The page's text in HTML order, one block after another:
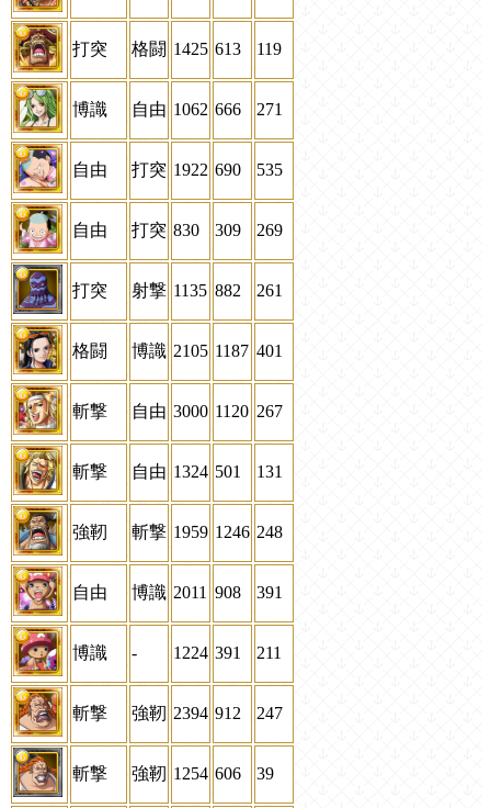
打突 格闘 1425 613 119
博識 自由 1062 666 271
自由 打突 1922 690 535
自由 打突 830 309 269
打突 射撃 1135 882 261
格闘 博識 2105 1187 401
斬撃 自由 3000 1120 267
斬撃 自由 1324 501 131
強靭 斬撃 1959 1246 248
自由 博識 2011 908 391
博識 - 1224 391 211
斬撃 強靭 2394 912 247
斬撃 強靭 1254 606 39